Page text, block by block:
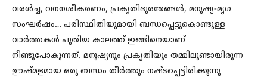
വരൾച്ച, വനനശീകരണം, പ്രകൃതിദുരന്തങ്ങൾ, മനുഷ്യ-മൃഗ
സംഘർഷം… പരിസ്ഥിതിയുമായി ബന്ധപ്പെട്ടുകൊണ്ടുള്ള
വാര്‍ത്തകള്‍ പുതിയ കാലത്ത് ഇങ്ങിനെയാണ്
നീണ്ടുപോകുന്നത്. മനുഷ്യനും പ്രകൃതിയും തമ്മിലുണ്ടായിരുന്ന
ഊഷ്മളമായ ഒരു ബന്ധം തീര്‍ത്തും നഷ്ടപ്പെട്ടിരിക്കുന്നു